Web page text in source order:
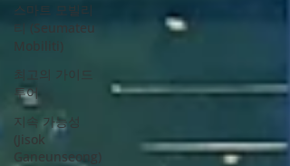
스마트 모빌리
티 (Seumateu
투어
지속 가능성
(Jisok
Ganeunseong)